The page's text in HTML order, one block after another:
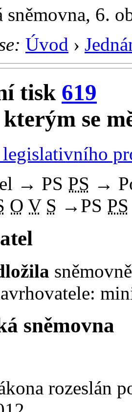
sněmovna, 6.
Úvod ›
tisk 619
se
→ PS PS →
O V S → PS PS
sněmovna
rozeslán